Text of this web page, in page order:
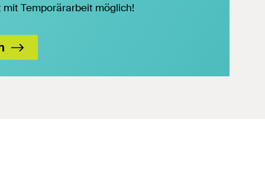
Temporärarbeit möglich!